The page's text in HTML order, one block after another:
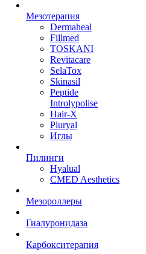
Мезотерапия
Dermaheal
Fillmed
TOSKANI
Revitacare
SelaTox
Skinasil
Peptide
Introlypolise
Hair-X
Pluryal
Иглы
Пилинги
Hyalual
CMED Aesthetics
Мезороллеры
Гиалуронидаза
Карбокситерапия